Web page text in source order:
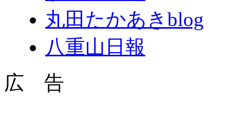
丸田たかあきblog
八重山日報
広 告